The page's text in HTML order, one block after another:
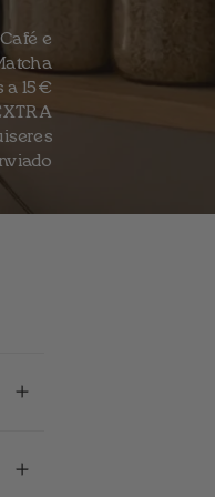
e
a 15€